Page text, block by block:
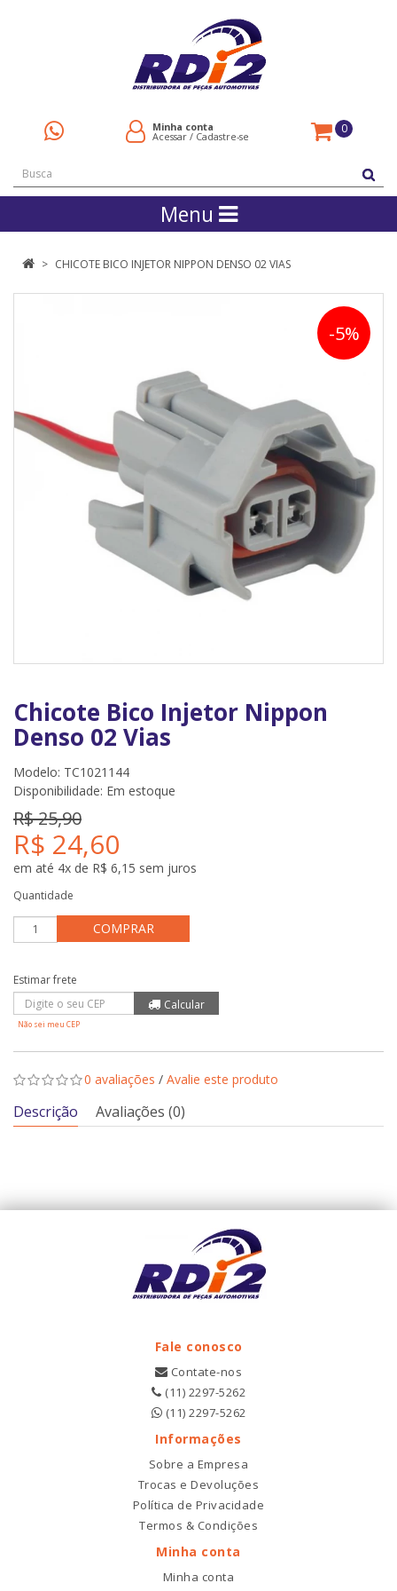
Minha conta
Acessar / Cadastre-se
0
Menu
CHICOTE BICO INJETOR NIPPON DENSO 02 VIAS
-5%
Chicote Bico Injetor Nippon
Denso 02 Vias
Modelo: TC1021144
Disponibilidade: Em estoque
R$ 25,90
R$ 24,60
em até 4x de R$ 6,15 sem juros
Quantidade
COMPRAR
Não sei meu CEP
0 avaliações / Avalie este produto
Descrição Avaliações (0)
Fale conosco
Contate-nos
(11) 2297-5262
(11) 2297-5262
Informações
Sobre a Empresa
Trocas e Devoluções
Política de Privacidade
Termos & Condições
Minha conta
Minha conta